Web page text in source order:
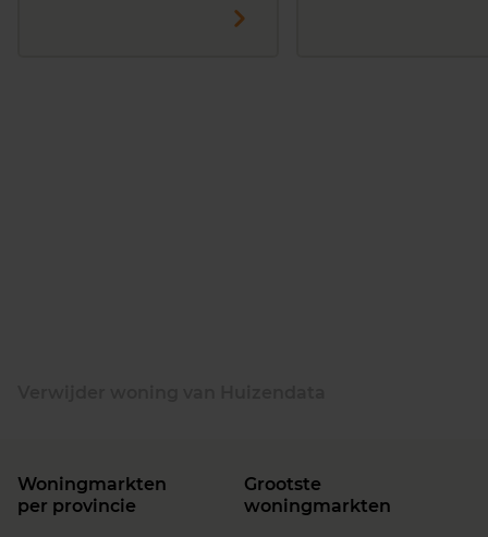
Woningmarkten
per provincie
Grootste
woningmarkten